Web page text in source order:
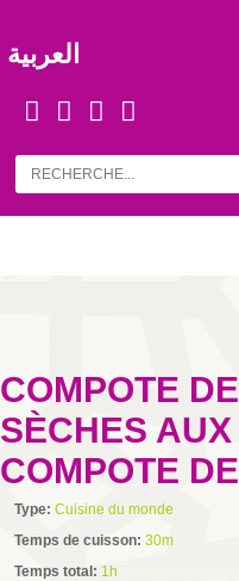
العربية
COMPOTE
SÈCHES
COMPOTE
Type: Cuisine du monde
Temps de cuisson: 30m
Temps total: 1h